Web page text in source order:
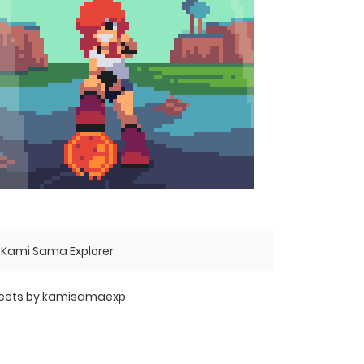
Kami Sama Explorer
by kamisamaexp